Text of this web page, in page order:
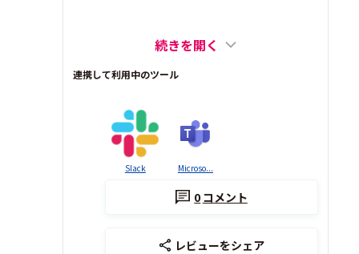
続きを開く
連携して利用中のツール
Slack Microso...
0 コメント
レビューをシェア